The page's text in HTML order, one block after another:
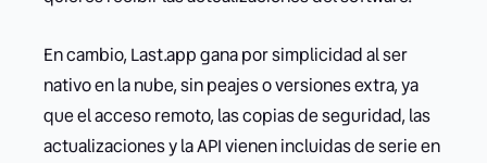
En cambio, Last.app gana por simplicidad al ser
nativo en la nube, sin peajes o versiones extra, ya
que el acceso remoto, las copias de seguridad, las
actualizaciones y la API vienen incluidas de serie en